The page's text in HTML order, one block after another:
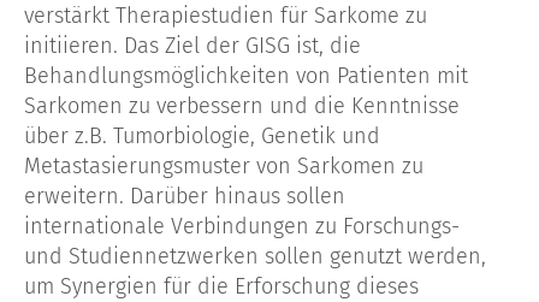
verstärkt Therapiestudien für Sarkome zu
initiieren. Das Ziel der GISG ist, die
Behandlungsmöglichkeiten von Patienten mit
Sarkomen zu verbessern und die Kenntnisse
über z.B. Tumorbiologie, Genetik und
Metastasierungsmuster von Sarkomen zu
erweitern. Darüber hinaus sollen
internationale Verbindungen zu Forschungs-
und Studiennetzwerken sollen genutzt werden,
um Synergien für die Erforschung dieses